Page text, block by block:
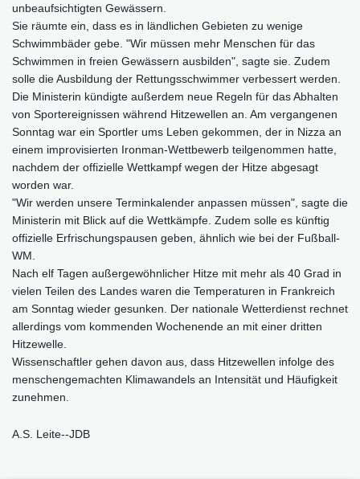
unbeaufsichtigten Gewässern.
Sie räumte ein, dass es in ländlichen Gebieten zu wenige
Schwimmbäder gebe. "Wir müssen mehr Menschen für das
Schwimmen in freien Gewässern ausbilden", sagte sie. Zudem
solle die Ausbildung der Rettungsschwimmer verbessert werden.
Die Ministerin kündigte außerdem neue Regeln für das Abhalten
von Sportereignissen während Hitzewellen an. Am vergangenen
Sonntag war ein Sportler ums Leben gekommen, der in Nizza an
einem improvisierten Ironman-Wettbewerb teilgenommen hatte,
nachdem der offizielle Wettkampf wegen der Hitze abgesagt
worden war.
"Wir werden unsere Terminkalender anpassen müssen", sagte die
Ministerin mit Blick auf die Wettkämpfe. Zudem solle es künftig
offizielle Erfrischungspausen geben, ähnlich wie bei der Fußball-
WM.
Nach elf Tagen außergewöhnlicher Hitze mit mehr als 40 Grad in
vielen Teilen des Landes waren die Temperaturen in Frankreich
am Sonntag wieder gesunken. Der nationale Wetterdienst rechnet
allerdings vom kommenden Wochenende an mit einer dritten
Hitzewelle.
Wissenschaftler gehen davon aus, dass Hitzewellen infolge des
menschengemachten Klimawandels an Intensität und Häufigkeit
zunehmen.
A.S. Leite--JDB